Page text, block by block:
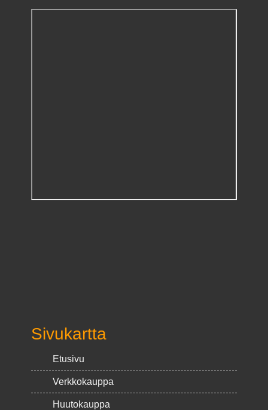
Sivukartta
Etusivu
Verkkokauppa
Huutokauppa